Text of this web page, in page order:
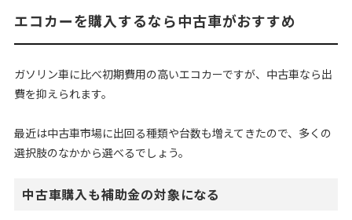
エコカーを購入するなら中古車がおすすめ
ガソリン車に比べ初期費用の高いエコカーですが、中古車なら出
費を抑えられます。
最近は中古車市場に出回る種類や台数も増えてきたので、多くの
選択肢のなかから選べるでしょう。
中古車購入も補助金の対象になる